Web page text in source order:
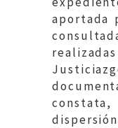
aportada
constata,